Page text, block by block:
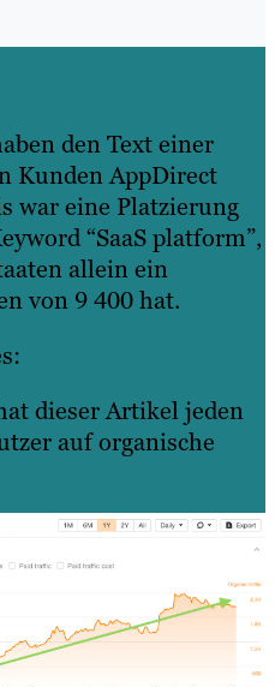
den Text einer
Kunden AppDirect
war eine Platzierung
“SaaS platform”,
allein ein
von 9 400 hat.
dieser Artikel jeden
auf organische